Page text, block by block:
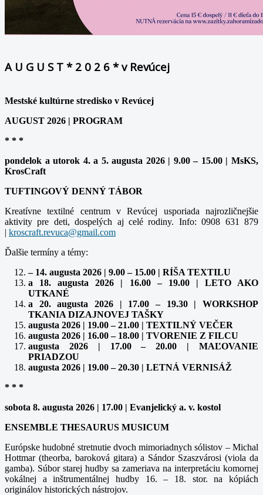
A U G U S T * 2 0 2 6 * v Revúcej
Mestské kultúrne stredisko v Revúcej
AUGUST 2026 | PROGRAM
* * *
pondelok a utorok 4. a 5. augusta 2026 | 9.00 – 15.00 | MsKS,
KrosCraft
TUFTINGOVÝ DENNÝ TÁBOR
Kreatívne textilné centrum v Revúcej usporiada najrozličnejšie
aktivity pre deti, dospelých aj celé rodiny. Info: 0908 631 879
|
Ďalšie termíny a témy:
– 14. augusta 2026 | 9.00 – 15.00 | RÍŠA TEXTILU
a 18. augusta 2026 | 16.00 – 19.00 | LETO AKO
UTKANÉ
a 20. augusta 2026 | 17.00 – 19.30 | WORKSHOP
TKANIA DIZAJNOVEJ TAŠKY
augusta 2026 | 19.00 – 21.00 | TEXTILNÝ VEČER
augusta 2026 | 16.00 – 18.00 | TVORENIE Z FILCU
augusta 2026 | 17.00 – 20.00 | MAĽOVANIE
PRIADZOU
augusta 2026 | 19.00 – 20.30 | LETNÁ VERNISÁŽ
* * *
sobota 8. augusta 2026 | 17.00 | Evanjelický a. v. kostol
ENSEMBLE THESAURUS MUSICUM
Európske hudobné stretnutie dvoch mimoriadnych sólistov – Michal
Hottmar (theorba, baroková gitara) a Sándor Szaszvárosi (viola da
gamba). Súbor starej hudby sa zameriava na interpretáciu komornej
vokálnej a inštrumentálnej hudby 16. – 18. stor. na kópiách
originálov historických nástrojov.